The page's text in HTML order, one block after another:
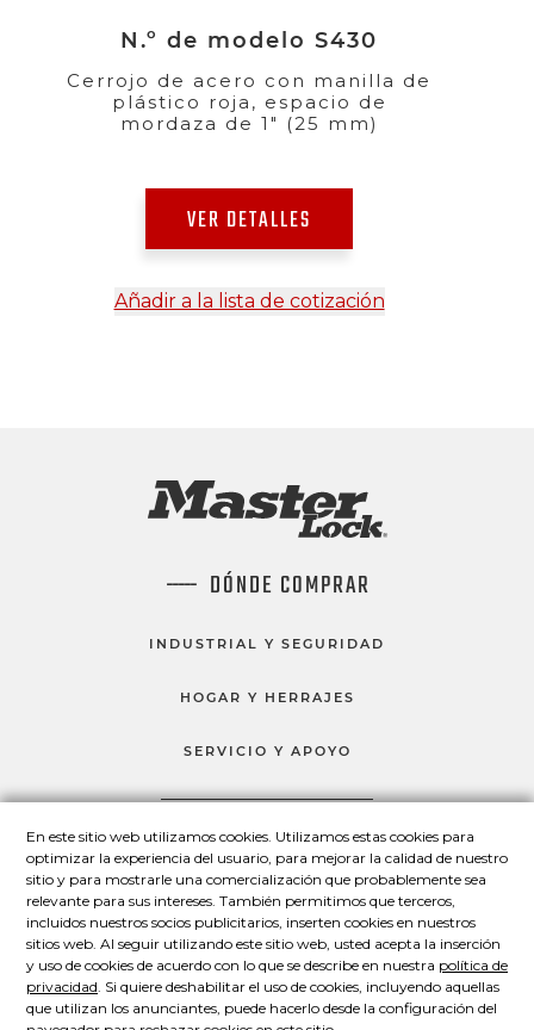
En este sitio web utilizamos cookies. Utilizamos estas cookies para
optimizar la experiencia del usuario, para mejorar la calidad de nuestro
sitio y para mostrarle una comercialización que probablemente sea
relevante para sus intereses. También permitimos que terceros,
incluidos nuestros socios publicitarios, inserten cookies en nuestros
sitios web. Al seguir utilizando este sitio web, usted acepta la inserción
y uso de cookies de acuerdo con lo que se describe en nuestra política de
privacidad. Si quiere deshabilitar el uso de cookies, incluyendo aquellas
que utilizan los anunciantes, puede hacerlo desde la configuración del
N.º de modelo S430
Cerrojo de acero con manilla de
plástico roja, espacio de
mordaza de 1" (25 mm)
VER DETALLES
Añadir a la lista de cotización
DÓNDE COMPRAR
INDUSTRIAL Y SEGURIDAD
HOGAR Y HERRAJES
SERVICIO Y APOYO
HABLEMOS
Master Lock en Facebook
Master Lock en LinkedIn
Master Lock en Twitter
Master Lock en
© 2026 Master Lock Company LLC.